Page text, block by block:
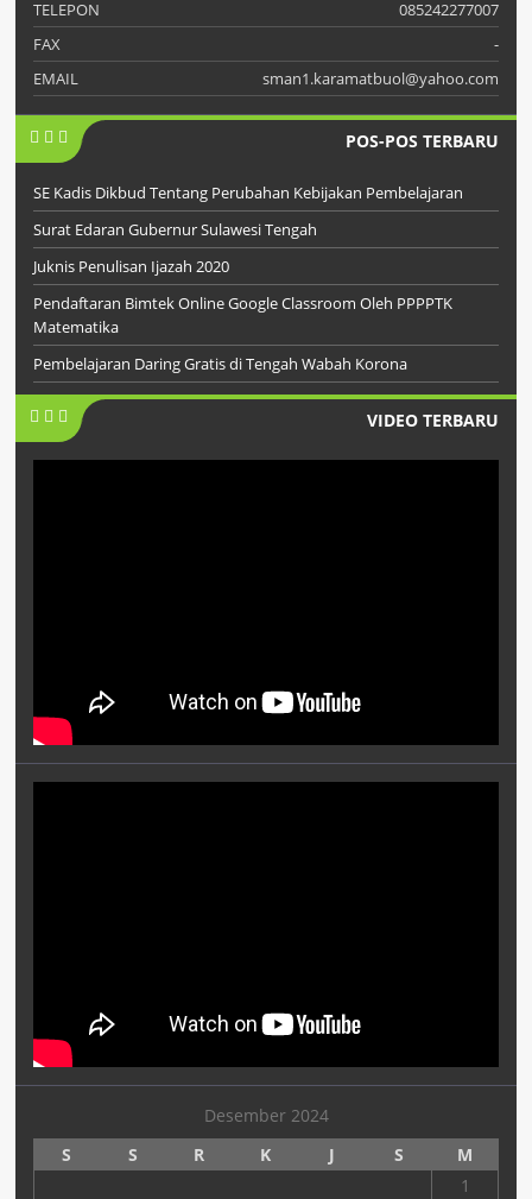
TELEPON
085242277007
FAX
-
EMAIL
sman1.karamatbuol@yahoo.com
POS-POS TERBARU
SE Kadis Dikbud Tentang Perubahan Kebijakan Pembelajaran
Surat Edaran Gubernur Sulawesi Tengah
Juknis Penulisan Ijazah 2020
Pendaftaran Bimtek Online Google Classroom Oleh PPPPTK
Matematika
Pembelajaran Daring Gratis di Tengah Wabah Korona
VIDEO TERBARU
Desember 2024
S
S R K J S
M
1